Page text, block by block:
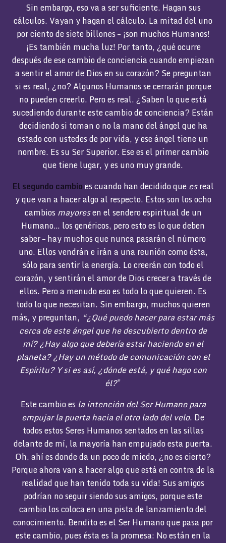
Sin embargo, eso va a ser suficiente. Hagan sus
cálculos. Vayan y hagan el cálculo. La mitad del uno
por ciento de siete billones – ¡son muchos Humanos!
¡Es también mucha luz! Por tanto, ¿qué ocurre
después de ese cambio de conciencia cuando empiezan
a sentir el amor de Dios en su corazón? Se preguntan
si es real, ¿no? Algunos Humanos se cerrarán porque
no pueden creerlo. Pero es real. ¿Saben lo que está
sucediendo durante este cambio de conciencia? Están
decidiendo si toman o no la mano del ángel que ha
estado con ustedes de por vida, y ese ángel tiene un
nombre. Es su Ser Superior. Ese es el primer cambio
que tiene lugar, y es uno muy grande.
El segundo cambioes cuando han decidido queesreal
y que van a hacer algo al respecto. Estos son los ocho
cambios mayoresen el sendero espiritual de un
Humano… los genéricos, pero esto es lo que deben
saber – hay muchos que nunca pasarán el número
uno. Ellos vendrán e irán a una reunión como ésta,
sólo para sentir la energía. Lo creerán con todo el
corazón, y sentirán el amor de Dios crecer a través de
ellos. Pero a menudo eso es todo lo que quieren. Es
todo lo que necesitan. Sin embargo, muchos quieren
más, y preguntan, “¿Qué puedo hacer para estar más
cerca de este ángel que he descubierto dentro de
mí? ¿Hay algo que debería estar haciendo en el
planeta? ¿Hay un método de comunicación con el
Espíritu? Y si es así, ¿dónde está, y qué hago con
él?”
Este cambio es la intención del Ser Humano para
empujar la puerta hacia el otro lado del velo. De
todos estos Seres Humanos sentados en las sillas
delante de mí, la mayoría han empujado esta puerta.
Oh, ahí es donde da un poco de miedo, ¿no es cierto?
Porque ahora van a hacer algo que está en contra de la
realidad que han tenido toda su vida! Sus amigos
podrían no seguir siendo sus amigos, porque este
cambio los coloca en una pista de lanzamiento del
conocimiento. Bendito es el Ser Humano que pasa por
este cambio, pues ésta es la promesa: No están en la